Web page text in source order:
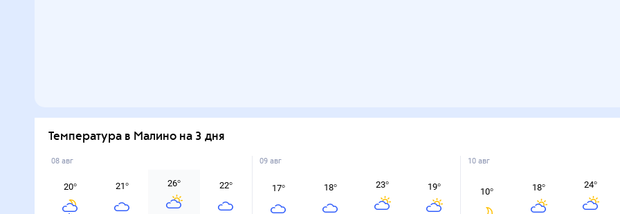
Температура в Малино на 3 дня
08 авг
20° 21° 26° 22°
09 авг
17° 18° 23° 19°
10 авг
10° 18° 24°